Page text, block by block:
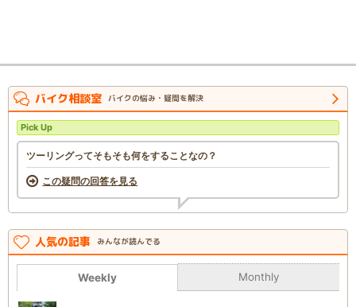
バイク相談室 バイクの悩み・疑問を解決
Pick Up
ツーリングってそもそも何をすることなの？
この疑問の回答を見る
人気の記事 みんなが読んでる
Weekly Monthly